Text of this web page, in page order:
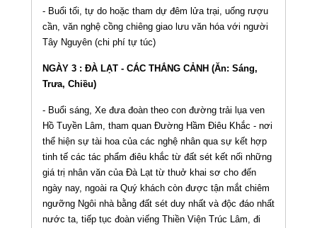
- Buổi tối, tự do hoặc tham dự đêm lửa trại, uống rượu
cần, văn nghệ cồng chiêng giao lưu văn hóa với người
Tây Nguyên (chi phí tự túc)
NGÀY 3 : ĐÀ LẠT - CÁC THẮNG CẢNH (Ăn: Sáng,
Trưa, Chiều)
- Buổi sáng, Xe đưa đoàn theo con đường trải lụa ven
Hồ Tuyền Lâm, tham quan Đường Hầm Điêu Khắc - nơi
thể hiện sự tài hoa của các nghệ nhân qua sự kết hợp
tinh tế các tác phẩm điêu khắc từ đất sét kết nối những
giá trị nhân văn của Đà Lạt từ thuở khai sơ cho đến
ngày nay, ngoài ra Quý khách còn được tận mắt chiêm
ngưỡng Ngôi nhà bằng đất sét duy nhất và độc đáo nhất
nước ta, tiếp tục đoàn viếng Thiền Viện Trúc Lâm, đi